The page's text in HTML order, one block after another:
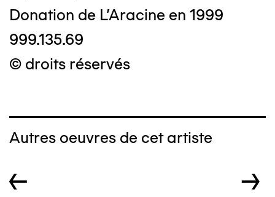
Donation de L'Aracine en 1999
999.135.69
© droits réservés
Autres oeuvres de cet artiste
← →